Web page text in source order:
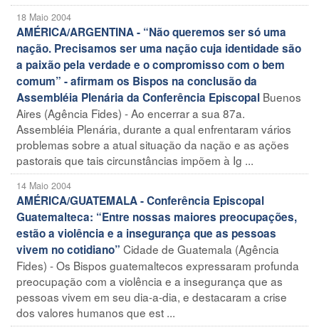
18 Maio 2004
AMÉRICA/ARGENTINA - “Não queremos ser só uma
nação. Precisamos ser uma nação cuja identidade são
a paixão pela verdade e o compromisso com o bem
comum” - afirmam os Bispos na conclusão da
Assembléia Plenária da Conferência Episcopal Buenos
Aires (Agência Fides) - Ao encerrar a sua 87a.
Assembléia Plenária, durante a qual enfrentaram vários
problemas sobre a atual situação da nação e as ações
pastorais que tais circunstâncias impõem à Ig ...
14 Maio 2004
AMÉRICA/GUATEMALA - Conferência Episcopal
Guatemalteca: “Entre nossas maiores preocupações,
estão a violência e a insegurança que as pessoas
vivem no cotidiano” Cidade de Guatemala (Agência
Fides) - Os Bispos guatemaltecos expressaram profunda
preocupação com a violência e a insegurança que as
pessoas vivem em seu dia-a-dia, e destacaram a crise
dos valores humanos que est ...